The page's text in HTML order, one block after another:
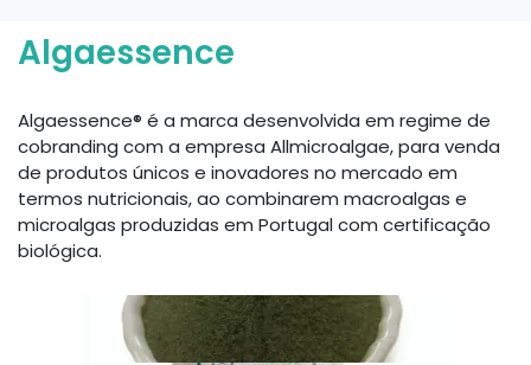
Algaessence
Algaessence® é a marca desenvolvida em regime de
cobranding com a empresa Allmicroalgae, para venda
de produtos únicos e inovadores no mercado em
termos nutricionais, ao combinarem macroalgas e
microalgas produzidas em Portugal com certificação
biológica.